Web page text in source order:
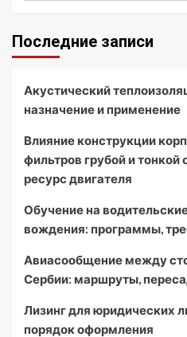
Последние записи
Акустический
назначение и применение
Влияние конструкции
фильтров грубой и тонкой
ресурс двигателя
Обучение на
вождения: программы,
Авиасообщение между
Сербии: маршруты,
Лизинг для юридических
порядок оформления